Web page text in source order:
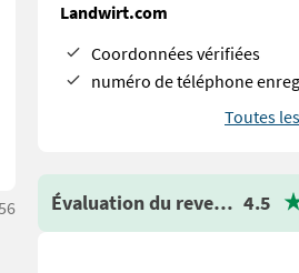
Landwirt.com
Coordonnées vérifiées
numéro de téléphone
Toutes
Évaluation du revendeur 4.5